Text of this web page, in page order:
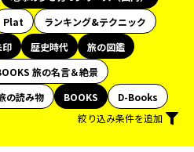
Plat
ランキング&テクニック
印 歴史時代
旅の図鑑
旅の名言＆絶景
の読み物 BOOKS
D-Books
絞り込み条件を追加